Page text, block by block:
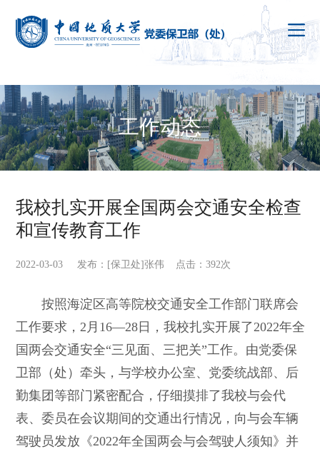
工作动态
我校扎实开展全国两会交通安全检查
和宣传教育工作
2022-03-03 发布：[保卫处]张伟 点击： 392次
按照海淀区高等院校交通安全工作部门联席会
工作要求， 2 月 16—28日，我校扎实开展了2022年全
国两会交通安全“三见面、三把关”工作。由党委保
卫部（处）牵头，与学校办公室、党委统战部、后
勤集团等部门紧密配合，仔细摸排了我校与会代
表、委员在会议期间的交通出行情况，向与会车辆
驾驶员发放《2022年全国两会与会驾驶人须知》并